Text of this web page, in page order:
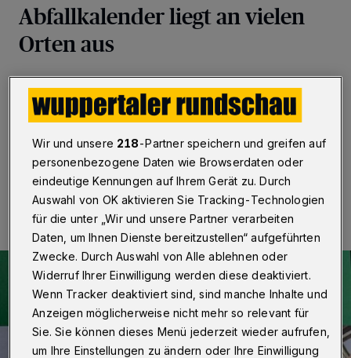
Abfallkalender liegt an vielen
Orten aus
2018 der AWG ist im Internet unter
www.awg.wuppertal.de online verfügbar.
20.12.2017 , 11:27 Uhr Eine Minute Lesezeit
Wir und unsere 218-Partner speichern und greifen auf
personenbezogene Daten wie Browserdaten oder
eindeutige Kennungen auf Ihrem Gerät zu. Durch
Auswahl von OK aktivieren Sie Tracking-Technologien
für die unter „Wir und unsere Partner verarbeiten
Daten, um Ihnen Dienste bereitzustellen“ aufgeführten
Zwecke. Durch Auswahl von Alle ablehnen oder
Widerruf Ihrer Einwilligung werden diese deaktiviert.
Wenn Tracker deaktiviert sind, sind manche Inhalte und
Anzeigen möglicherweise nicht mehr so relevant für
Sie. Sie können dieses Menü jederzeit wieder aufrufen,
um Ihre Einstellungen zu ändern oder Ihre Einwilligung